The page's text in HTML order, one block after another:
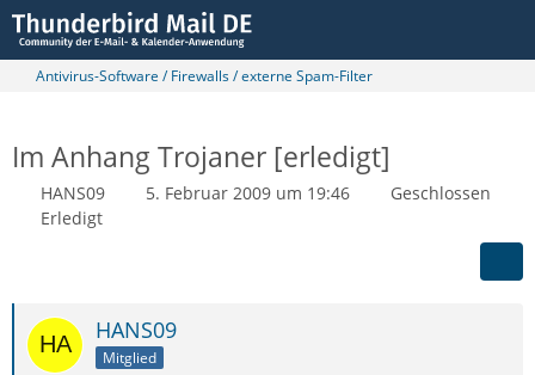
Antivirus-Software / Firewalls / externe Spam-Filter
Im Anhang Trojaner [erledigt]
HANS09 5. Februar 2009 um 19:46
Geschlossen
Erledigt
HANS09
Mitglied